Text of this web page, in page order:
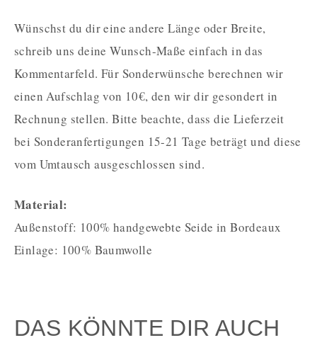
Wünschst du dir eine andere Länge oder Breite,
schreib uns deine Wunsch-Maße einfach in das
Kommentarfeld. Für Sonderwünsche berechnen wir
einen Aufschlag von 10€, den wir dir gesondert in
Rechnung stellen. Bitte beachte, dass die Lieferzeit
bei Sonderanfertigungen 15-21 Tage beträgt und diese
vom Umtausch ausgeschlossen sind.
Material:
Außenstoff: 100% handgewebte Seide in Bordeaux
Einlage: 100% Baumwolle
DAS KÖNNTE DIR AUCH